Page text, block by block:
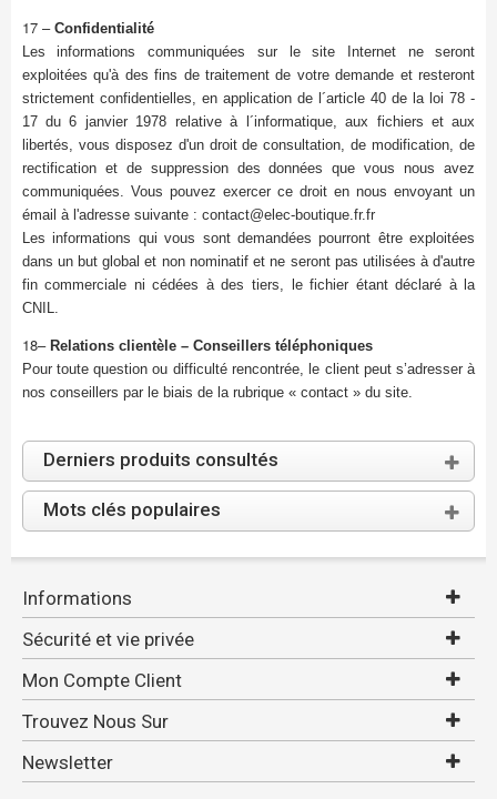
17 – Confidentialité
Les informations communiquées sur le site Internet ne seront
exploitées qu'à des fins de traitement de votre demande et resteront
strictement confidentielles, en application de l´article 40 de la loi 78 -
17 du 6 janvier 1978 relative à l´informatique, aux fichiers et aux
libertés, vous disposez d'un droit de consultation, de modification, de
rectification et de suppression des données que vous nous avez
communiquées. Vous pouvez exercer ce droit en nous envoyant un
émail à l'adresse suivante : contact@elec-boutique.fr.fr
Les informations qui vous sont demandées pourront être exploitées
dans un but global et non nominatif et ne seront pas utilisées à d'autre
fin commerciale ni cédées à des tiers, le fichier étant déclaré à la
CNIL.
18– Relations clientèle – Conseillers téléphoniques
Pour toute question ou difficulté rencontrée, le client peut s’adresser à
nos conseillers par le biais de la rubrique « contact » du site.
Derniers produits consultés
Mots clés populaires
Informations
Sécurité et vie privée
Mon Compte Client
Trouvez Nous Sur
Newsletter